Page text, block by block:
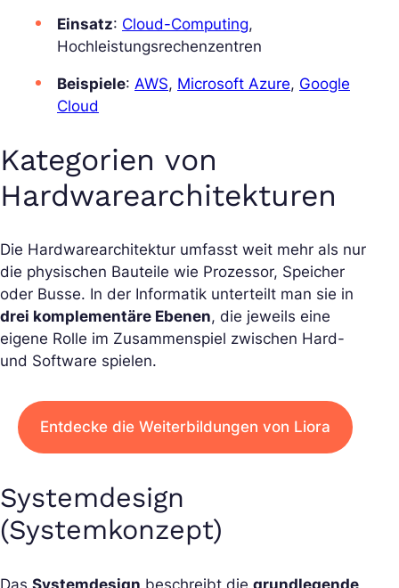
Einsatz: Cloud-Computing,
Hochleistungsrechenzentren
Beispiele: AWS, Microsoft Azure, Google
Cloud
Kategorien von
Hardwarearchitekturen
Die Hardwarearchitektur umfasst weit mehr als nur
die physischen Bauteile wie Prozessor, Speicher
oder Busse. In der Informatik unterteilt man sie in
drei komplementäre Ebenen, die jeweils eine
eigene Rolle im Zusammenspiel zwischen Hard-
und Software spielen.
Entdecke die Weiterbildungen von Liora
Systemdesign
(Systemkonzept)
Das Systemdesign beschreibt die grundlegende